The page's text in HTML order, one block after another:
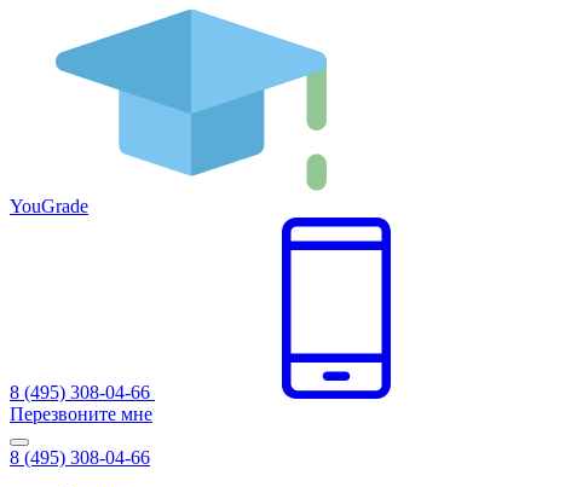
YouGrade
8 (495) 308-04-66
Перезвоните мне
8 (495) 308-04-66